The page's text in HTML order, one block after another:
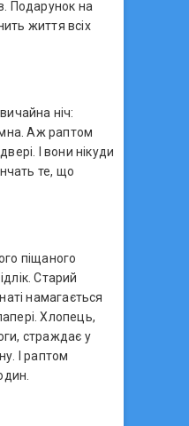
Подарунок на
життя всіх
ніч:
Аж раптом
І вони нікуди
те, що
піщаного
Старий
намагається
Хлопець,
страждає у
І раптом